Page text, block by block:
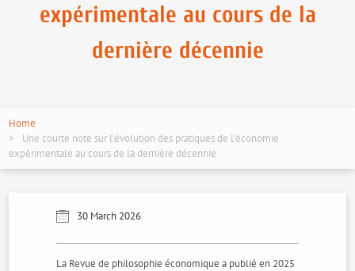
expérimentale au cours de la
dernière décennie
Home
Une courte note sur l’évolution des pratiques de l’économie
expérimentale au cours de la dernière décennie
30 March 2026
La Revue de philosophie économique a publié en 2025